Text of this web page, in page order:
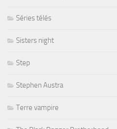
Séries télés
Sisters night
Step
Stephen Austra
Terre vampire